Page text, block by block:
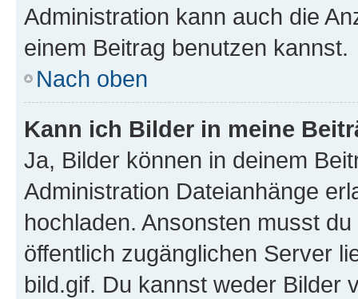
Administration kann auch die
einem Beitrag benutzen kannst.
Nach oben
Kann ich Bilder in meine
Ja, Bilder können in deinem
Administration Dateianhänge
hochladen. Ansonsten musst
öffentlich zugänglichen Server
bild.gif. Du kannst weder Bilder